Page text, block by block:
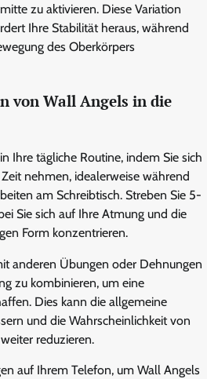
zu aktivieren. Diese Variation
Ihre Stabilität heraus, während
des Oberkörpers
von Wall Angels in die
Ihre tägliche Routine, indem Sie sich
nehmen, idealerweise während
am Schreibtisch. Streben Sie 5-
Sie sich auf Ihre Atmung und die
Form konzentrieren.
anderen Übungen oder Dehnungen
zu kombinieren, um eine
Dies kann die allgemeine
und die Wahrscheinlichkeit von
reduzieren.
auf Ihrem Telefon, um Wall Angels